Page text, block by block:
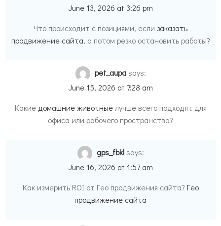
June 13, 2026 at 3:26 pm
Что происходит с позициями, если заказать
продвижение сайта, а потом резко остановить работы?
pet_aupa says:
June 15, 2026 at 7:28 am
Какие домашние животныелучше всего подходят для
офиса или рабочего пространства?
gps_fbkl says:
June 16, 2026 at 1:57 am
Как измерить ROI от Гео продвижения сайта? Гео
продвижение сайта